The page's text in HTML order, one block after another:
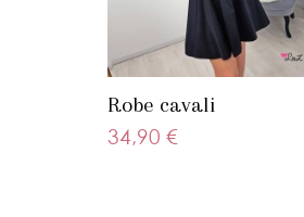
Robe cavali
34,90 €